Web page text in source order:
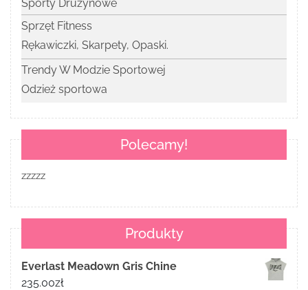
Sporty Drużynowe
Sprzęt Fitness
Rękawiczki, Skarpety, Opaski.
Trendy W Modzie Sportowej
Odzież sportowa
Polecamy!
zzzzz
Produkty
Everlast Meadown Gris Chine
235.00zł